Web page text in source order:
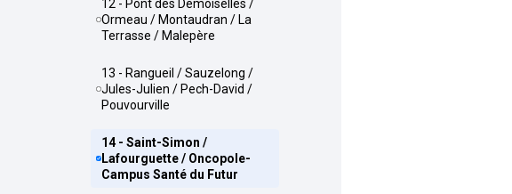
12 - Pont des Demoiselles /
Ormeau / Montaudran / La
Terrasse / Malepère
13 - Rangueil / Sauzelong /
Jules-Julien / Pech-David /
Pouvourville
14 - Saint-Simon /
Lafourguette / Oncopole-
Campus Santé du Futur